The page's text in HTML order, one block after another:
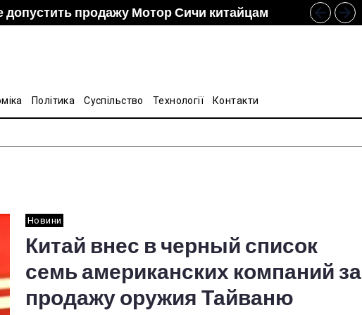
допустить продажу Мотор Сичи китайцам
украинско-китайской Подкомиссии по
и DCH Group подали новую заявку в АМКУ о
на стальные трубы из Китая
Політика Суспільство Технології Контакти
Новини
Китай внес в черный список
семь американских компаний за
продажу оружия Тайваню